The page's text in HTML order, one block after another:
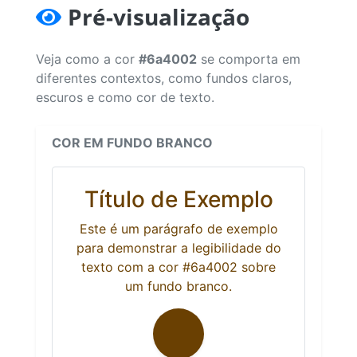
Pré-visualização
Veja como a cor #6a4002 se comporta em
diferentes contextos, como fundos claros,
escuros e como cor de texto.
COR EM FUNDO BRANCO
Título de Exemplo
Este é um parágrafo de exemplo
para demonstrar a legibilidade do
texto com a cor #6a4002 sobre
um fundo branco.